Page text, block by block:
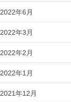
2022年6月
2022年3月
2022年2月
2022年1月
2021年12月